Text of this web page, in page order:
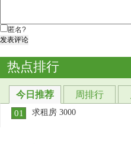
匿名?
发表评论
热点排行
今日推荐 周排行
01 求租房 3000